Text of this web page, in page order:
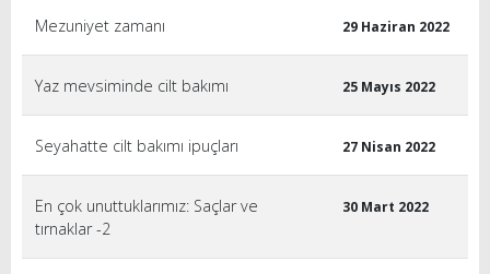
Mezuniyet zamanı 29 Haziran 2022
Yaz mevsiminde cilt bakımı 25 Mayıs 2022
Seyahatte cilt bakımı ipuçları 27 Nisan 2022
En çok unuttuklarımız: Saçlar ve
tırnaklar -2
30 Mart 2022